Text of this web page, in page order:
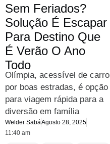
Sem Feriados?
Solução É Escapar
Para Destino Que
É Verão O Ano
Todo
Olímpia, acessível de carro
por boas estradas, é opção
para viagem rápida para a
diversão em família
Welder SabáAgosto 28, 2025
11:40 am